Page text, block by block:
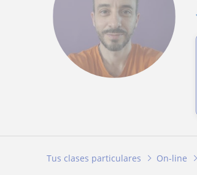
Tus clases particulares On-line